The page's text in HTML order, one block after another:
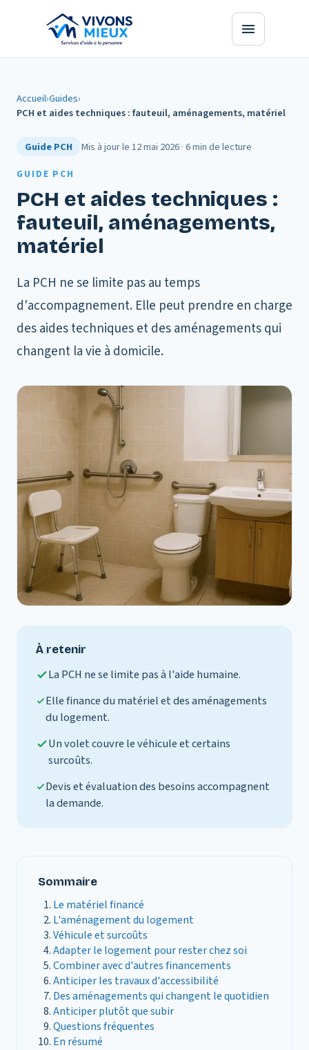
Accueil›Guides›
PCH et aides techniques : fauteuil, aménagements, matériel
Guide PCH Mis à jour le12 mai 2026·6 minde lecture
GUIDE PCH
PCH et aides techniques :
fauteuil, aménagements,
matériel
La PCH ne se limite pas au temps
d'accompagnement. Elle peut prendre en charge
des aides techniques et des aménagements qui
changent la vie à domicile.
À retenir
La PCH ne se limite pas à l'aide humaine.
Elle finance du matériel et des aménagements
du logement.
Un volet couvre le véhicule et certains
surcoûts.
Devis et évaluation des besoins accompagnent
la demande.
Sommaire
Le matériel financé
L'aménagement du logement
Véhicule et surcoûts
Adapter le logement pour rester chez soi
Combiner avec d'autres financements
Anticiper les travaux d'accessibilité
Des aménagements qui changent le quotidien
Anticiper plutôt que subir
Questions fréquentes
En résumé